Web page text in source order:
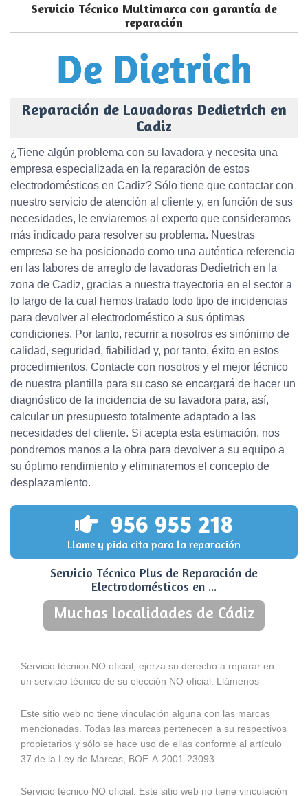
Servicio Técnico Multimarca con garantía de
reparación
Reparación de Lavadoras Dedietrich en
Cadiz
¿Tiene algún problema con su lavadora y necesita una
empresa especializada en la reparación de estos
electrodomésticos en Cadiz? Sólo tiene que contactar con
nuestro servicio de atención al cliente y, en función de sus
necesidades, le enviaremos al experto que consideramos
más indicado para resolver su problema. Nuestras
empresa se ha posicionado como una auténtica referencia
en las labores de arreglo de lavadoras Dedietrich en la
zona de Cadiz, gracias a nuestra trayectoria en el sector a
lo largo de la cual hemos tratado todo tipo de incidencias
para devolver al electrodoméstico a sus óptimas
condiciones. Por tanto, recurrir a nosotros es sinónimo de
calidad, seguridad, fiabilidad y, por tanto, éxito en estos
procedimientos. Contacte con nosotros y el mejor técnico
de nuestra plantilla para su caso se encargará de hacer un
diagnóstico de la incidencia de su lavadora para, así,
calcular un presupuesto totalmente adaptado a las
necesidades del cliente. Si acepta esta estimación, nos
pondremos manos a la obra para devolver a su equipo a
su óptimo rendimiento y eliminaremos el concepto de
desplazamiento.
956 955 218
Llame y pida cita para la reparación
Servicio Técnico Plus de Reparación de
Electrodomésticos en ...
Muchas localidades de Cádiz
Servicio técnico NO oficial, ejerza su derecho a reparar en
un servicio técnico de su elección NO oficial. Llámenos
Este sitio web no tiene vinculación alguna con las marcas
mencionadas. Todas las marcas pertenecen a su respectivos
propietarios y sólo se hace uso de ellas conforme al artículo
37 de la Ley de Marcas, BOE-A-2001-23093
Servicio técnico NO oficial. Este sitio web no tiene vinculación